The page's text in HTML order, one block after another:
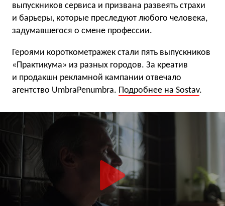
выпускников сервиса и призвана развеять страхи
и барьеры, которые преследуют любого человека,
задумавшегося о смене профессии.
Героями короткометражек стали пять выпускников
«Практикума» из разных городов. За креатив
и продакшн рекламной кампании отвечало
агентство UmbraPenumbra. Подробнее на Sostav.